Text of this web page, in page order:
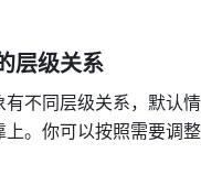
层级关系
不同层级关系，默认
上。你可以按照需要调